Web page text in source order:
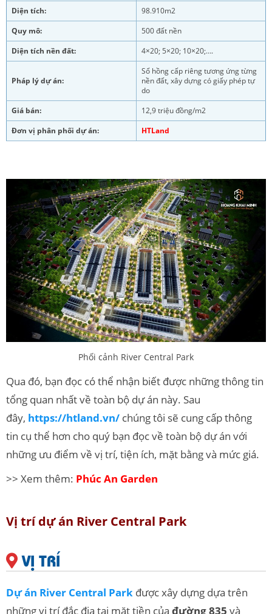
Diện tích:
98.910m2
Quy mô:
500 đất nền
Diện tích nền đất:
4×20; 5×20; 10×20;….
Pháp lý dự án:
Sổ hồng cấp riêng tương ứng từng
nền đất, xây dựng có giấy phép tự
do
Giá bán:
12,9 triệu đồng/m2
Đơn vị phân phối dự án:
HTLand
Phối cảnh River Central Park
Qua đó, bạn đọc có thể nhận biết được những thông tin
tổng quan nhất về toàn bộ dự án này. Sau
đây, https://htland.vn/ chúng tôi sẽ cung cấp thông
tin cụ thể hơn cho quý bạn đọc về toàn bộ dự án với
những ưu điểm về vị trí, tiện ích, mặt bằng và mức giá.
>> Xem thêm: Phúc An Garden
Vị trí dự án River Central Park
VỊ TRÍ
Dự án River Central Park được xây dựng dựa trên
những vị trí đắc địa tại mặt tiền của đường 835 và